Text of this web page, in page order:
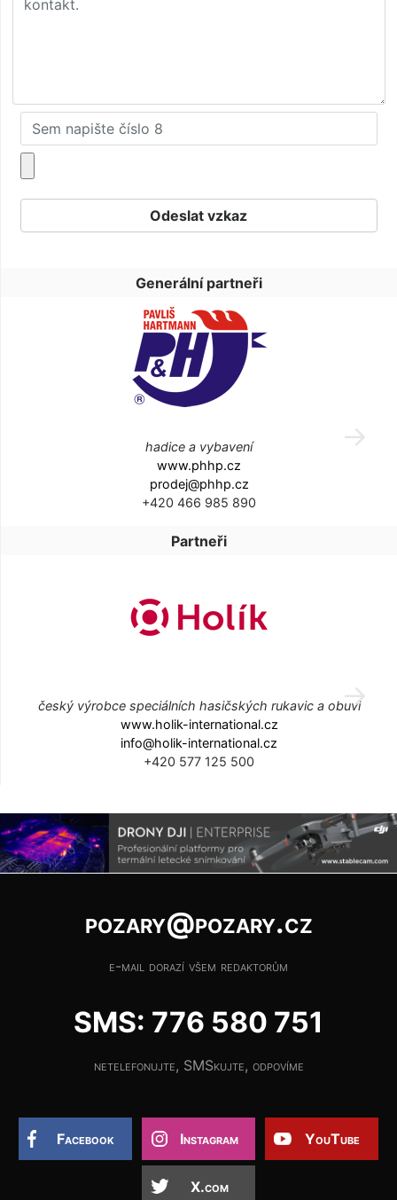
Generální partneři
hadice a vybavení
www.phhp.cz
prodej@phhp.cz
+420 466 985 890
Partneři
český výrobce speciálních hasičských rukavic a obuvi
www.holik-international.cz
info@holik-international.cz
+420 577 125 500
pozary@pozary.cz
e-mail dorazí všem redaktorům
SMS: 776 580 751
netelefonujte, SMSkujte, odpovíme
Facebook Instagram YouTube
X.com